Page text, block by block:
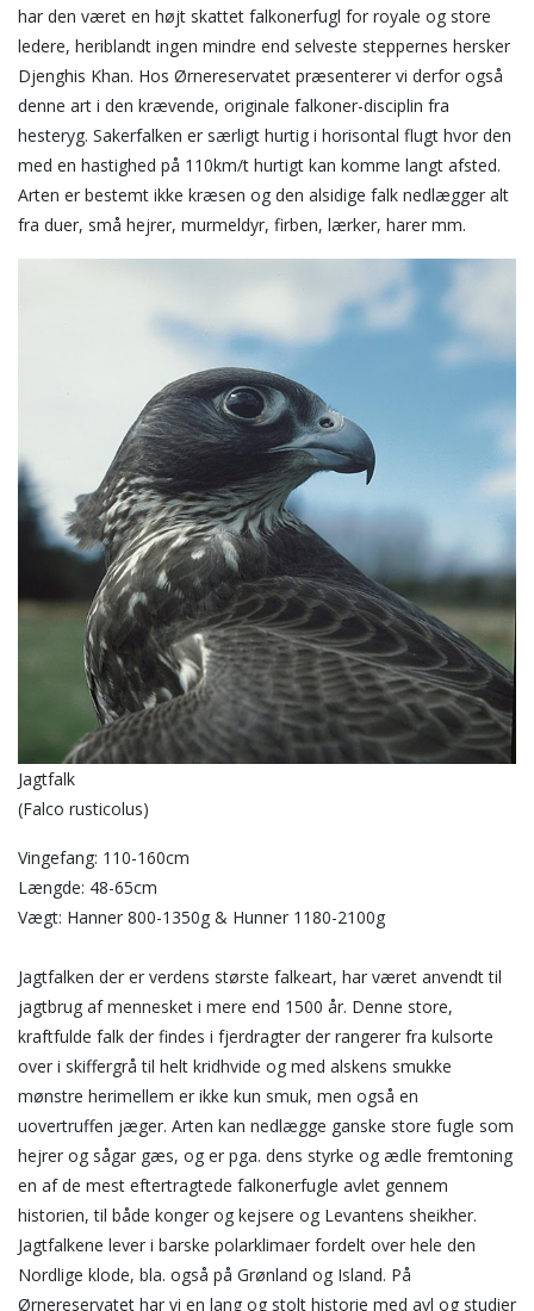
har den været en højt skattet falkonerfugl for royale og store
ledere, heriblandt ingen mindre end selveste steppernes hersker
Djenghis Khan. Hos Ørnereservatet præsenterer vi derfor også
denne art i den krævende, originale falkoner-disciplin fra
hesteryg. Sakerfalken er særligt hurtig i horisontal flugt hvor den
med en hastighed på 110km/t hurtigt kan komme langt afsted.
Arten er bestemt ikke kræsen og den alsidige falk nedlægger alt
fra duer, små hejrer, murmeldyr, firben, lærker, harer mm.
Jagtfalk
(Falco rusticolus)
Vingefang: 110-160cm
Længde: 48-65cm
Vægt: Hanner 800-1350g & Hunner 1180-2100g
Jagtfalken der er verdens største falkeart, har været anvendt til
jagtbrug af mennesket i mere end 1500 år. Denne store,
kraftfulde falk der findes i fjerdragter der rangerer fra kulsorte
over i skiffergrå til helt kridhvide og med alskens smukke
mønstre herimellem er ikke kun smuk, men også en
uovertruffen jæger. Arten kan nedlægge ganske store fugle som
hejrer og sågar gæs, og er pga. dens styrke og ædle fremtoning
en af de mest eftertragtede falkonerfugle avlet gennem
historien, til både konger og kejsere og Levantens sheikher.
Jagtfalkene lever i barske polarklimaer fordelt over hele den
Nordlige klode, bla. også på Grønland og Island. På
Ørnereservatet har vi en lang og stolt historie med avl og studier